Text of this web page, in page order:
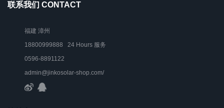
联系我们 CONTACT
福建 漳州
18800999888 24 Hours 服务
0596-8891122
admin@jinkosolar-shop.com/